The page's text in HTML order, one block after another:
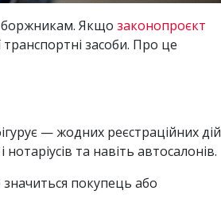
боржникам. Якщо законопроєкт
засоби. Про це
— жодних реєстраційних дій
нотаріусів та навіть автосалонів.
значиться покупець або